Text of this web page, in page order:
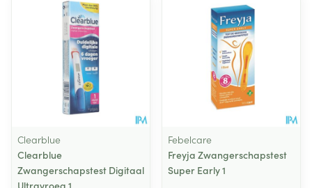
Clearblue
Clearblue
Zwangerschapstest Digitaal
Ultravroeg 1
Febelcare
Freyja Zwangerschapstest
Super Early 1